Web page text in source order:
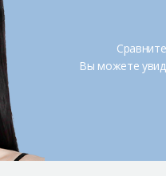
Вы можете